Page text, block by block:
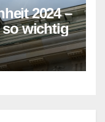
2024 –
so wichtig